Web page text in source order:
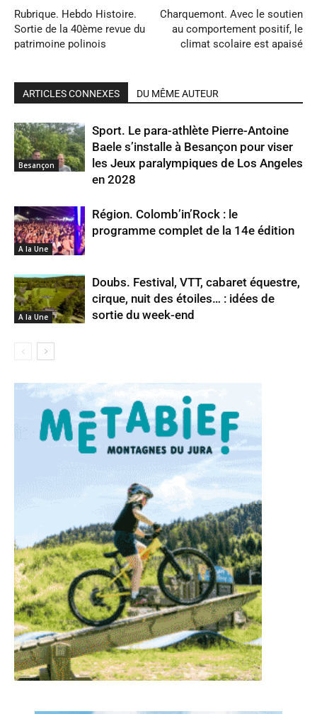
Rubrique. Hebdo Histoire.
Sortie de la 40ème revue du
patrimoine polinois
Charquemont. Avec le soutien
au comportement positif, le
climat scolaire est apaisé
ARTICLES CONNEXES DU MÊME AUTEUR
Besançon
Sport. Le para-athlète Pierre-Antoine
Baele s’installe à Besançon pour viser
les Jeux paralympiques de Los Angeles
en 2028
A la Une
Région. Colomb’in’Rock : le
programme complet de la 14e édition
A la Une
Doubs. Festival, VTT, cabaret équestre,
cirque, nuit des étoiles… : idées de
sortie du week-end